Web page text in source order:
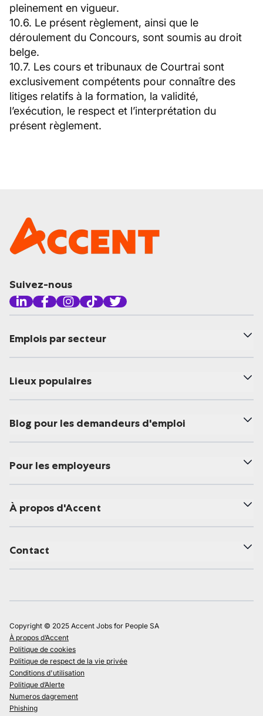
pleinement en vigueur.
10.6. Le présent règlement, ainsi que le
déroulement du Concours, sont soumis au droit
belge.
10.7. Les cours et tribunaux de Courtrai sont
exclusivement compétents pour connaître des
litiges relatifs à la formation, la validité,
l’exécution, le respect et l’interprétation du
présent règlement.
Suivez-nous
Emplois par secteur
Lieux populaires
Blog pour les demandeurs d'emploi
Pour les employeurs
À propos d'Accent
Contact
Copyright © 2025 Accent Jobs for People SA
À propos d’Accent
Politique de cookies
Politique de respect de la vie privée
Conditions d'utilisation
Politique d’Alerte
Numeros dagrement
Phishing